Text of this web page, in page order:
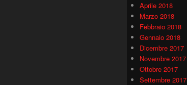
Aprile 2018
Marzo 2018
Febbraio 2018
Gennaio 2018
Dicembre 2017
Novembre 2017
Ottobre 2017
Settembre 2017